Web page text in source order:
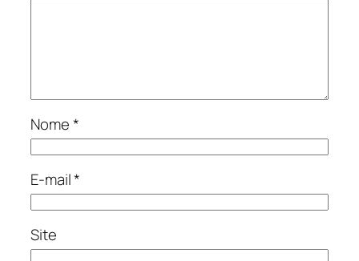
Nome*
E-mail*
Site